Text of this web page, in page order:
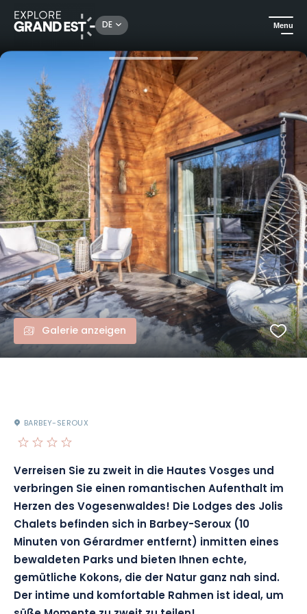
DE Menu
Sehenswertes in der Region Grand Est Außergewöhnliche Übernachtungen
Galerie anzeigen
BARBEY-SEROUX
Verreisen Sie zu zweit in die Hautes Vosges und
verbringen Sie einen romantischen Aufenthalt im
Herzen des Vogesenwaldes! Die Lodges des Jolis
Chalets befinden sich in Barbey-Seroux (10
Minuten von Gérardmer entfernt) inmitten eines
bewaldeten Parks und bieten Ihnen echte,
gemütliche Kokons, die der Natur ganz nah sind.
Der intime und komfortable Rahmen ist ideal, um